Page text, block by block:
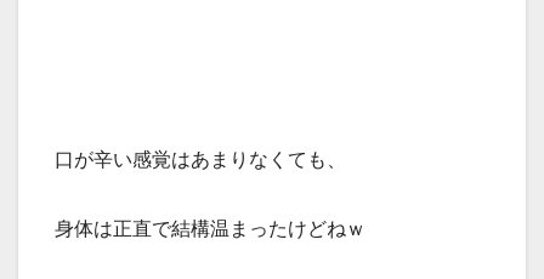
口が辛い感覚はあまりなくても、
身体は正直で結構温まったけどねｗ